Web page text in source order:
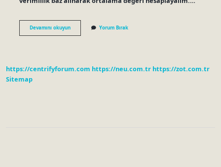
Devamını okuyun1000
Tavuk
Yer
Yorum Bırak
https://centrifyforum.com https://neu.com.tr https://zot.com.tr
Sitemap